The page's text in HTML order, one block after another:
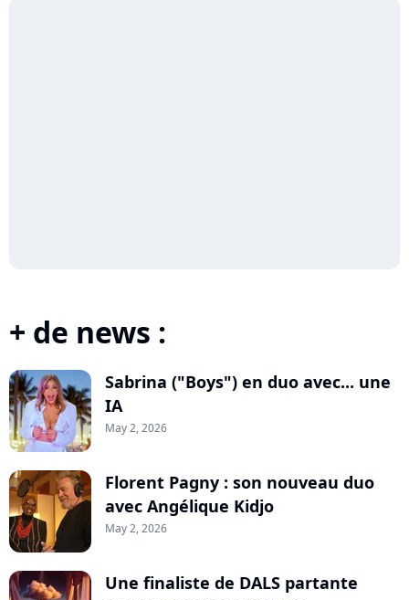
+ de news :
Sabrina ("Boys") en duo avec... une
IA
May 2, 2026
Florent Pagny : son nouveau duo
avec Angélique Kidjo
May 2, 2026
Une finaliste de DALS partante